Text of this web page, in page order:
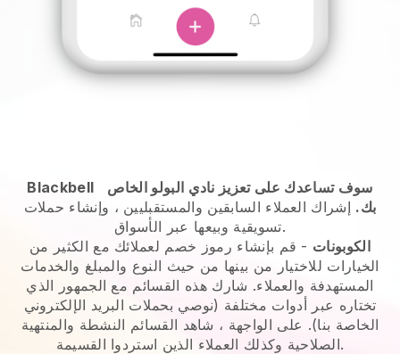
Blackbell
سوف تساعدك على تعزيز نادي البولو الخاص
بك. إشراك العملاء السابقين والمستقبليين ، وإنشاء حملات
تسويقية وبيعها عبر الأسواق.
الكوبونات - قم بإنشاء رموز خصم لعملائك مع الكثير من
الخيارات للاختيار من بينها من حيث النوع والمبلغ والخدمات
المستهدفة والعملاء. شارك هذه القسائم مع الجمهور الذي
تختاره عبر أدوات مختلفة (نوصي بحملات البريد الإلكتروني
الخاصة بنا). على الواجهة ، شاهد القسائم النشطة والمنتهية
الصلاحية وكذلك العملاء الذين استردوا القسيمة.